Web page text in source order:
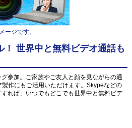
ージです。
世界中と無料ビデオ通話も
参加。ご家族やご友人と顔を見ながらの通
作にもご活用いただけます。Skypeなどの
れば、いつでもどこでも世界中と無料ビデ